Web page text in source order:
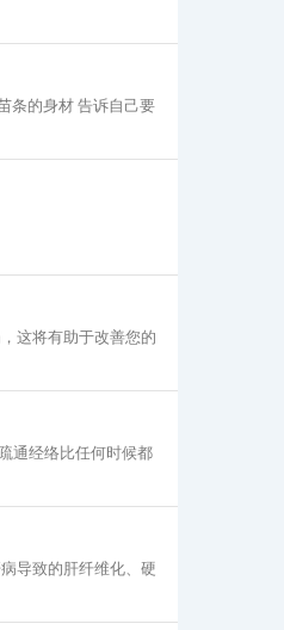
条的身材 告诉自己要
这将有助于改善您的
通经络比任何时候都
导致的肝纤维化、硬